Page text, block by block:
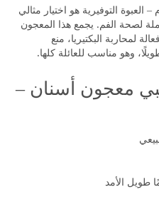
معجون أسنان 150 جرام – العبوة التوفيرية هو اختيار مثالي
لصحة الفم. يجمع هذا المعجون
لمحاربة البكتيريا، منع
وهو مناسب للعائلة كلها.
معجون أسنان –
طويل الأمد